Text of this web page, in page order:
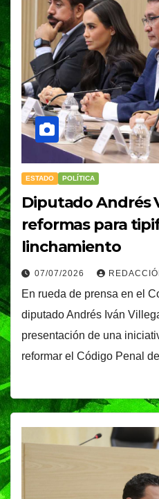
ESTADO POLÍTICA
Diputado Andrés
reformas para
linchamiento
07/07/2026
En rueda de prensa en el
diputado Andrés Iván
presentación de una
reformar el Código Penal